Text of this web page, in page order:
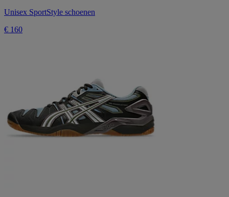
Unisex SportStyle schoenen
€ 160